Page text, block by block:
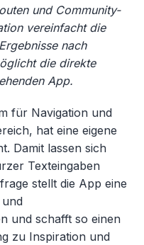
und Community-
vereinfacht die
nach
die direkte
App.
für Navigation und
hat eine eigene
Damit lassen sich
Texteingaben
stellt die App eine
und schafft so einen
zu Inspiration und